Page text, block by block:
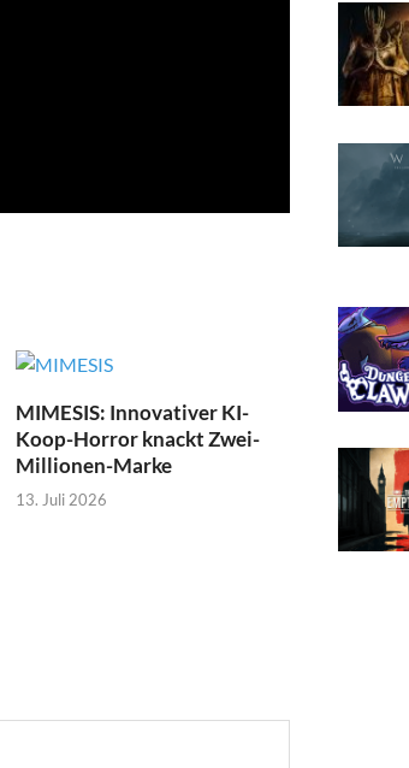
MIMESIS: Innovativer KI-
Koop-Horror knackt Zwei-
Millionen-Marke
13. Juli 2026